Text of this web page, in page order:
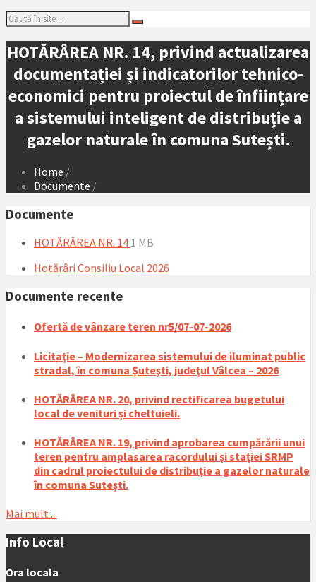
Search:
HOTĂRÂREA NR. 14, privind actualizarea
documentației și indicatorilor tehnico-
economici pentru proiectul de înființare
a sistemului inteligent de distribuție a
gazelor naturale în comuna Sutești.
Home /
Documente /
Documente
HOTĂRÂREA NR. 14 File
pdf
File
1 MB
Hotărâri Consiliu Local 2026
Documente recente
Ofertă de vânzare teren nr5/07-07-2026
Licitaţie – Modernizarea sistemului de iluminat public
stradal, în comuna Şuteşti, judeţul Vâlcea – 2026
HOTĂRÂREA NR. 20, privind rectificarea bugetului
local de venituri și cheltuieli.
HOTĂRÂREA NR. 19, privind aprobarea cumpărării unui
teren pentru amplasarea racordului și stației SRMP
din cadrul proiectului de distribuție a gazelor naturale
în comuna Sutești.
Mai mult ...
Info Local
Ora locala